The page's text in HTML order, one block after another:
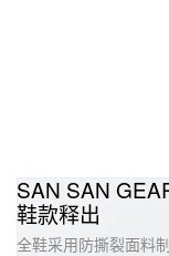
SAN SAN
鞋款释出
全鞋采用防撕裂面料